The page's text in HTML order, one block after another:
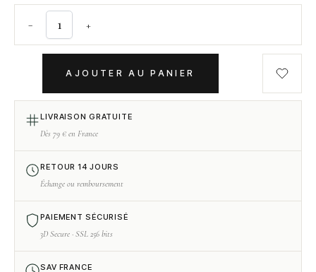
− +
AJOUTER AU PANIER
LIVRAISON GRATUITE
Dès 79 € en France
RETOUR 14 JOURS
Échange ou remboursement
PAIEMENT SÉCURISÉ
3D Secure · SSL 256 bits
SAV FRANCE